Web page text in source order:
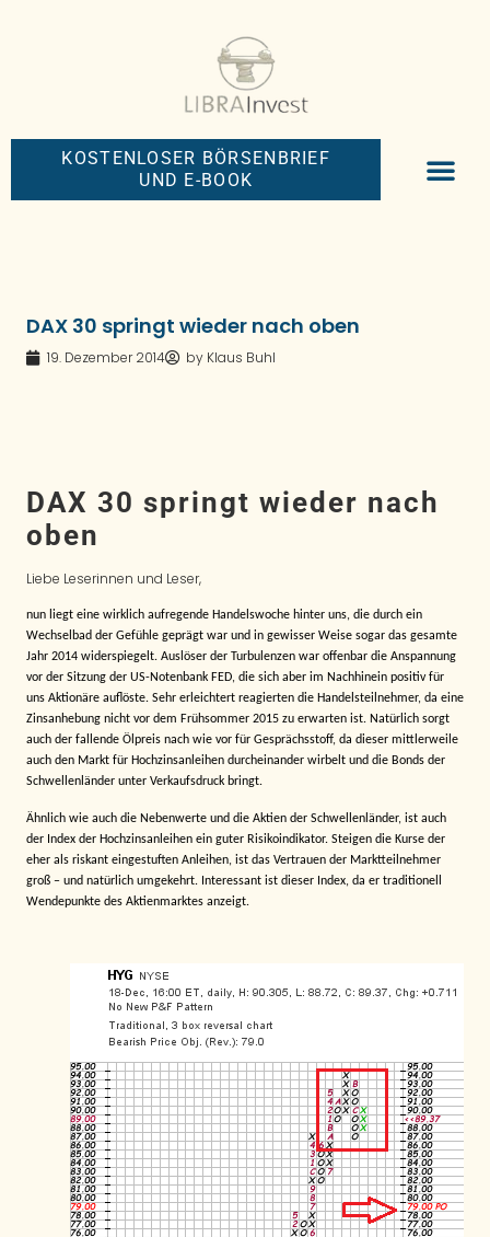
KOSTENLOSER BÖRSENBRIEF
UND E-BOOK
DAX 30 springt wieder nach oben
19. Dezember 2014 by Klaus Buhl
DAX 30 springt wieder nach
oben
Liebe Leserinnen und Leser,
nun liegt eine wirklich aufregende Handelswoche hinter uns, die durch ein
Wechselbad der Gefühle geprägt war und in gewisser Weise sogar das gesamte
Jahr 2014 widerspiegelt. Auslöser der Turbulenzen war offenbar die Anspannung
vor der Sitzung der US-Notenbank FED, die sich aber im Nachhinein positiv für
uns Aktionäre auflöste. Sehr erleichtert reagierten die Handelsteilnehmer, da eine
Zinsanhebung nicht vor dem Frühsommer 2015 zu erwarten ist. Natürlich sorgt
auch der fallende Ölpreis nach wie vor für Gesprächsstoff, da dieser mittlerweile
auch den Markt für Hochzinsanleihen durcheinander wirbelt und die Bonds der
Schwellenländer unter Verkaufsdruck bringt.
Ähnlich wie auch die Nebenwerte und die Aktien der Schwellenländer, ist auch
der Index der Hochzinsanleihen ein guter Risikoindikator. Steigen die Kurse der
eher als riskant eingestuften Anleihen, ist das Vertrauen der Marktteilnehmer
groß – und natürlich umgekehrt. Interessant ist dieser Index, da er traditionell
Wendepunkte des Aktienmarktes anzeigt.